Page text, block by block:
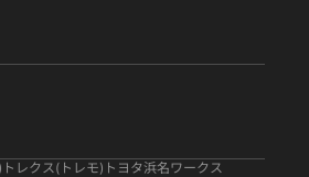
トレクス(トレモ) トヨタ浜名ワークス